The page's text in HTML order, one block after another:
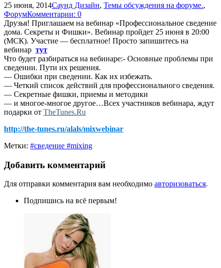
25 июня, 2014Саунд Дизайн, Темы обсуждения на форуме.,
ФорумКомментарии: 0
Друзья! Приглашаем на вебинар «Профессиональное сведение
дома. Секреты и Фишки». Вебинар пройдет 25 июня в 20:00
(МСК). Участие — бесплатное! Просто запишитесь на
вебинар тут
Что будет разбираться на вебинаре:- Основные проблемы при
сведении. Пути их решения.
— Ошибки при сведении. Как их избежать.
— Четкий список действий для профессионального сведения.
— Секретные фишки, приемы и методики
— и многое-многое другое…Всех участников вебинара, ждут
подарки от TheTunes.Ru
http://the-tunes.ru/alals/mixwebinar
Метки: #сведение #mixing
Добавить комментарий
Для отправки комментария вам необходимо авторизоваться.
Подпишись на всё первым!